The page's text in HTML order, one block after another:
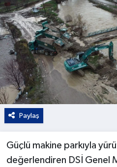
Paylaş
Güçlü makine parkıyla
değerlendiren DSİ Genel